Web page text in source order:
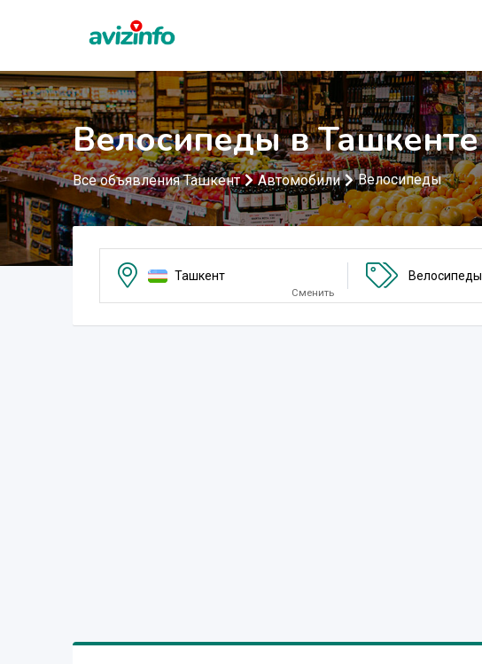
Велосипеды в Ташкенте
Все объявления Ташкент Автомобили Велосипеды
Ташкент
Сменить
Велосипеды